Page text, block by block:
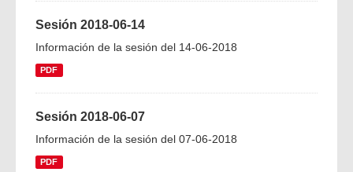
Sesión 2018-06-14
Información de la sesión del 14-06-2018
PDF
Sesión 2018-06-07
Información de la sesión del 07-06-2018
PDF